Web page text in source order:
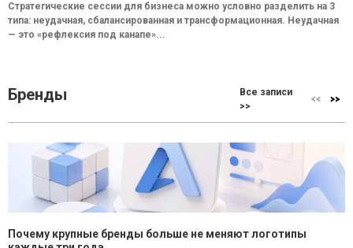
Стратегические сессии для бизнеса можно условно разделить на 3
типа: неудачная, сбалансированная и трансформационная. Неудачная
— это «рефлексия под канапе»...
Бренды
Все записи
>>
Почему крупные бренды больше не меняют логотипы